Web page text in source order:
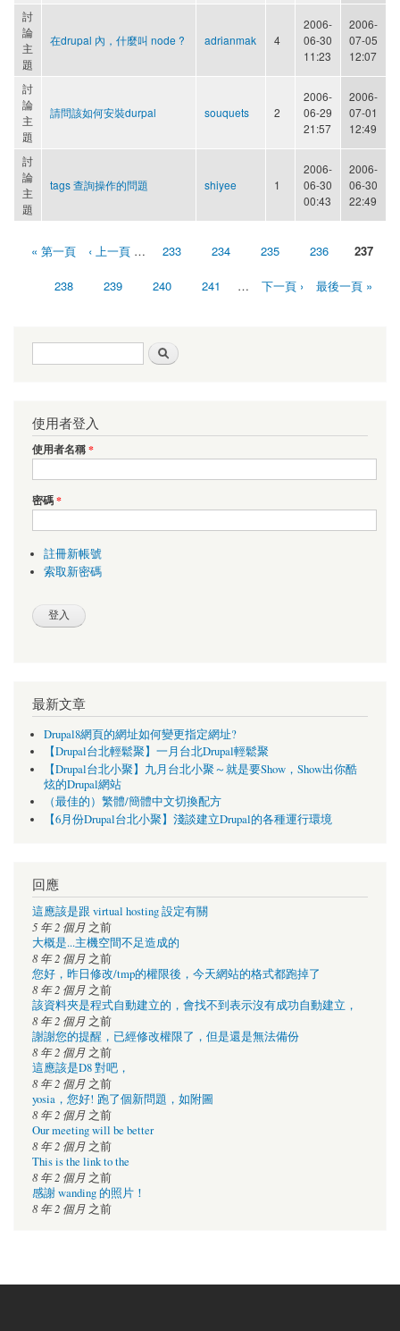
討
論
主
題
在drupal 內，什麼叫 node ? adrianmak 4
2006-
06-30
11:23
2006-
07-05
12:07
討
論
主
題
請問該如何安裝durpal souquets 2
2006-
06-29
21:57
2006-
07-01
12:49
討
論
主
題
tags 查詢操作的問題 shiyee 1
2006-
06-30
00:43
2006-
06-30
22:49
頁面« 第一頁 ‹ 上一頁 … 233 234 235 236 237
238 239 240 241 … 下一頁 › 最後一頁 »
搜尋表單
使用者登入
使用者名稱*
密碼*
註冊新帳號
索取新密碼
最新文章
Drupal8網頁的網址如何變更指定網址?
【Drupal台北輕鬆聚】一月台北Drupal輕鬆聚
【Drupal台北小聚】九月台北小聚～就是要Show，Show出你酷
炫的Drupal網站
（最佳的）繁體/簡體中文切換配方
【6月份Drupal台北小聚】淺談建立Drupal的各種運行環境
回應
這應該是跟 virtual hosting 設定有關
5 年 2 個月 之前
大概是...主機空間不足造成的
8 年 2 個月 之前
您好，昨日修改/tmp的權限後，今天網站的格式都跑掉了
8 年 2 個月 之前
該資料夾是程式自動建立的，會找不到表示沒有成功自動建立，
8 年 2 個月 之前
謝謝您的提醒，已經修改權限了，但是還是無法備份
8 年 2 個月 之前
這應該是D8 對吧，
8 年 2 個月 之前
yosia，您好! 跑了個新問題，如附圖
8 年 2 個月 之前
Our meeting will be better
8 年 2 個月 之前
This is the link to the
8 年 2 個月 之前
感謝 wanding 的照片！
8 年 2 個月 之前